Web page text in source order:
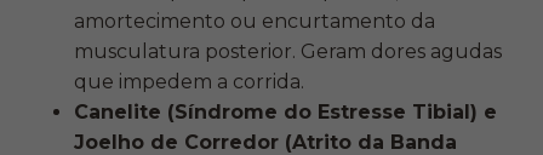
amortecimento ou encurtamento da
musculatura posterior. Geram dores agudas
que impedem a corrida.
Canelite (Síndrome do Estresse Tibial) e
Joelho de Corredor (Atrito da Banda